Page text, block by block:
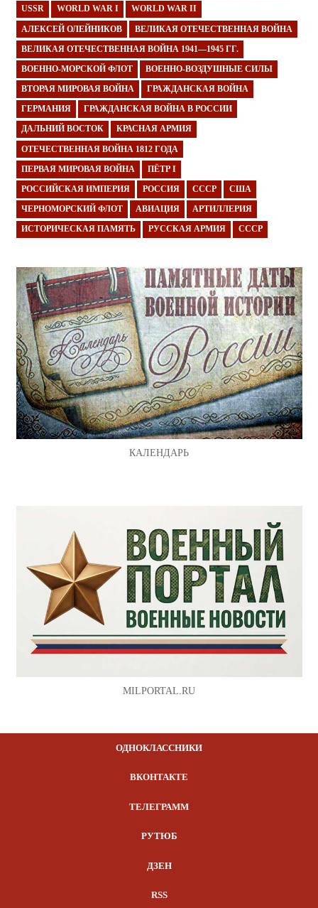
USSR WORLD WAR I WORLD WAR II
АЛЕКСЕЙ ОЛЕЙНИКОВ ВЕЛИКАЯ ОТЕЧЕСТВЕННАЯ ВОЙНА
ВЕЛИКАЯ ОТЕЧЕСТВЕННАЯ ВОЙНА 1941—1945 ГГ.
ВОЕННО-МОРСКОЙ ФЛОТ ВОЕННО-ВОЗДУШНЫЕ СИЛЫ
ВТОРАЯ МИРОВАЯ ВОЙНА ГРАЖДАНСКАЯ ВОЙНА
ГЕРМАНИЯ ГРАЖДАНСКАЯ ВОЙНА В РОССИИ
ДАЛЬНИЙ ВОСТОК КРАСНАЯ АРМИЯ
ОТЕЧЕСТВЕННАЯ ВОЙНА 1812 ГОДА
ПЕРВАЯ МИРОВАЯ ВОЙНА ПЁТР I
РОССИЙСКАЯ ИМПЕРИЯ РОССИЯ СССР США
ЧЕРНОМОРСКИЙ ФЛОТ АВИАЦИЯ АРТИЛЛЕРИЯ
ИСТОРИЧЕСКАЯ ПАМЯТЬ РУССКАЯ АРМИЯ СССР
КАЛЕНДАРЬ
MILPORTAL.RU
ОДНОКЛАССНИКИ
ВКОНТАКТЕ
ТЕЛЕГРАММ
РУТЮБ
ДЗЕН
RSS